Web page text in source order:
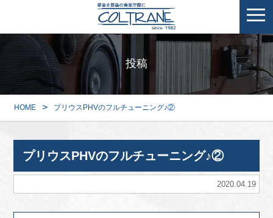
投稿
HOME > プリウスPHVのフルチューニング♪②
プリウスPHVのフルチューニング♪②
2020.04.19